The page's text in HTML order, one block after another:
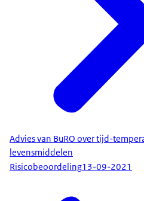
Advies van BuRO over tijd-
levensmiddelen
Risicobeoordeling13-09-2021